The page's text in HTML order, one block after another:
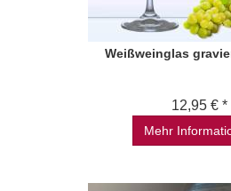
Weißweinglas
12,95 € *
Mehr